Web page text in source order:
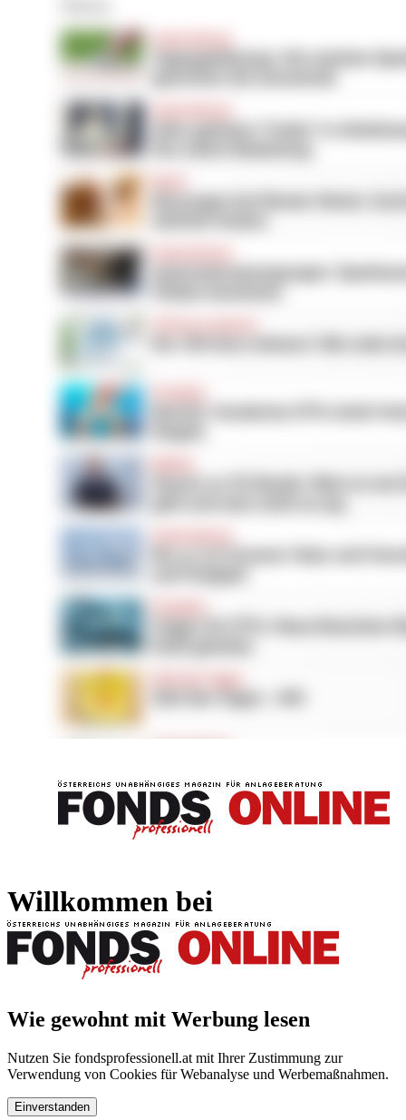
Willkommen bei
Wie gewohnt mit Werbung lesen
Nutzen Sie fondsprofessionell.at mit Ihrer Zustimmung zur
Verwendung von Cookies für Webanalyse und Werbemaßnahmen.
Einverstanden